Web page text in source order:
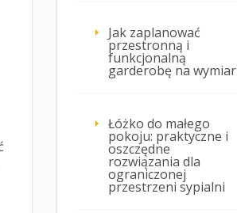
Jak zaplanować
przestronną i
funkcjonalną
garderobę na wymiar
Łóżko do małego
pokoju: praktyczne i
oszczędne
rozwiązania dla
ograniczonej
przestrzeni sypialni